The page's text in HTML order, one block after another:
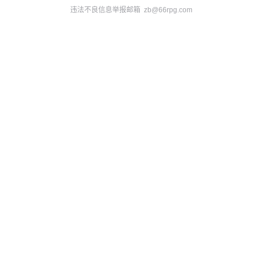
违法不良信息举报邮箱 zb@66rpg.com